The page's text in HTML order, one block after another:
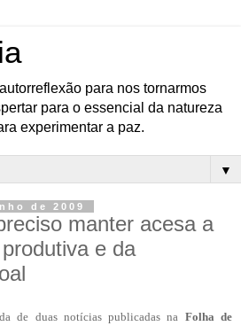
para nos tornarmos
para o essencial da natureza
experimentar a paz.
▼
de 2009
manter acesa a
e da
de duas notícias publicadas na Folha de